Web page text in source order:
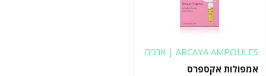
ARCAYA AMPOULES | ארכיה
אמפולות אקספרס